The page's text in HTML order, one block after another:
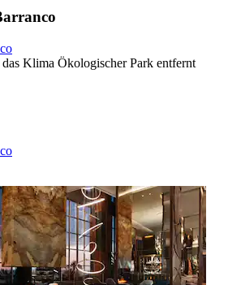
Klima Ökologischer Park entfernt